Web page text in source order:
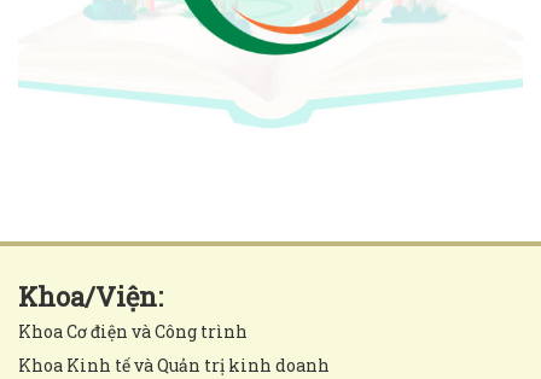
Khoa/Viện:
Khoa Cơ điện và Công trình
Khoa Kinh tế và Quản trị kinh doanh